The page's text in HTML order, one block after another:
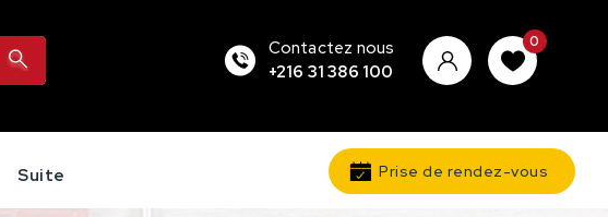
0
Contactez nous
+216 31 386 100
Suite Prise de rendez-vous